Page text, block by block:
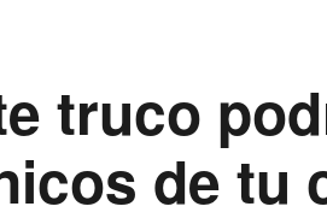
truco
de tu